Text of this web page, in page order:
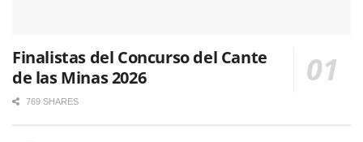
Finalistas del Concurso del Cante
de las Minas 2026
769 SHARES